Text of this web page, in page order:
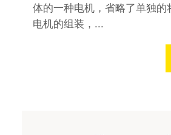
体的一种电机，省略了单独的
电机的组装，...